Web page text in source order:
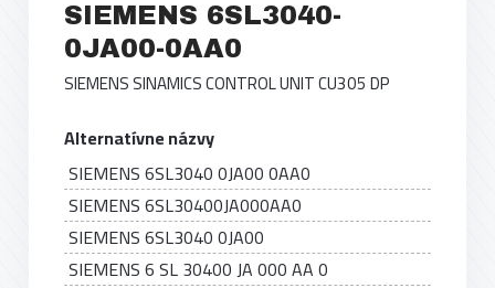
SIEMENS 6SL3040-
0JA00-0AA0
SIEMENS SINAMICS CONTROL UNIT CU305 DP
Alternatívne názvy
SIEMENS 6SL3040 0JA00 0AA0
SIEMENS 6SL30400JA000AA0
SIEMENS 6SL3040 0JA00
SIEMENS 6 SL 30400 JA 000 AA 0